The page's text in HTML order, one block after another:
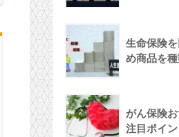
生命保険
め商品を種
がん保険
注目ポイン